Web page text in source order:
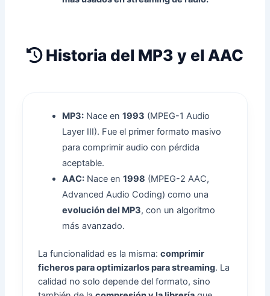
Historia del MP3 y el AAC
MP3: Nace en1993 (MPEG-1 Audio
Layer III). Fue el primer formato masivo
para comprimir audio con pérdida
aceptable.
AAC: Nace en1998 (MPEG-2 AAC,
Advanced Audio Coding) como una
evolución del MP3, con un algoritmo
más avanzado.
La funcionalidad es la misma:comprimir
ficheros para optimizarlos para streaming. La
calidad no solo depende del formato, sino